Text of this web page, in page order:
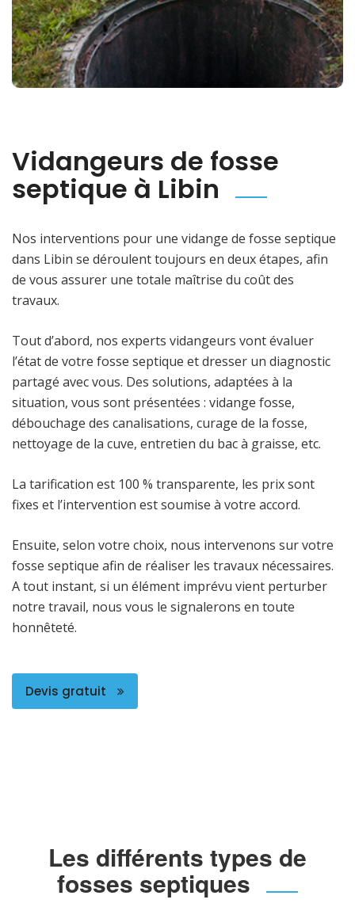
Vidangeurs de fosse
septique à Libin
Nos interventions pour une vidange de fosse septique
dans Libin se déroulent toujours en deux étapes, afin
de vous assurer une totale maîtrise du coût des
travaux.
Tout d’abord, nos experts vidangeurs vont évaluer
l’état de votre fosse septique et dresser un diagnostic
partagé avec vous. Des solutions, adaptées à la
situation, vous sont présentées : vidange fosse,
débouchage des canalisations, curage de la fosse,
nettoyage de la cuve, entretien du bac à graisse, etc.
La tarification est 100 % transparente, les prix sont
fixes et l’intervention est soumise à votre accord.
Ensuite, selon votre choix, nous intervenons sur votre
fosse septique afin de réaliser les travaux nécessaires.
A tout instant, si un élément imprévu vient perturber
notre travail, nous vous le signalerons en toute
honnêteté.
Devis gratuit
Les différents types de
fosses septiques